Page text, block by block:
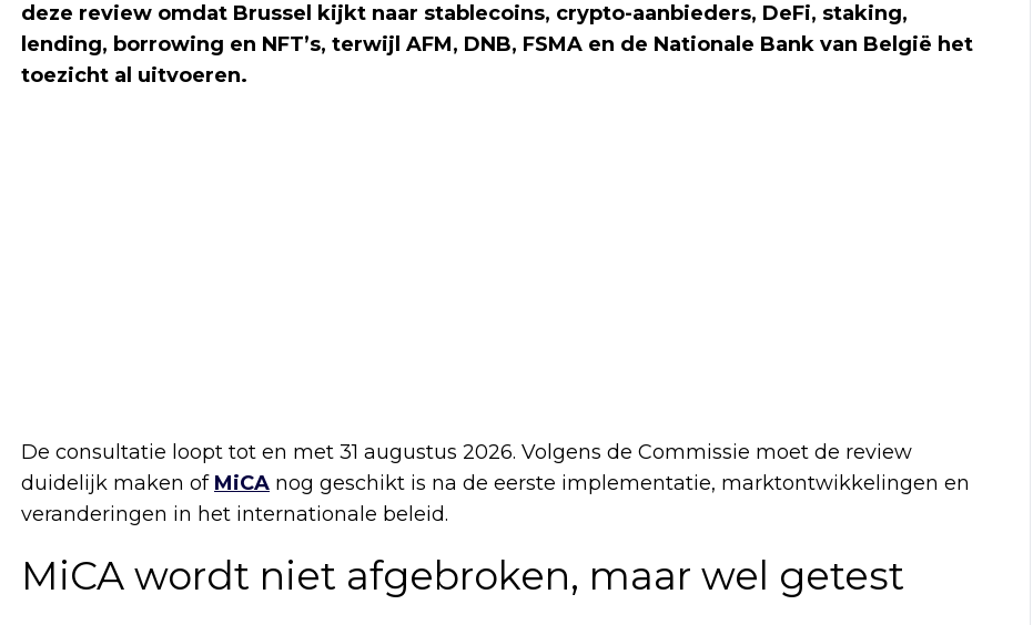
deze review omdat Brussel kijkt naar stablecoins, crypto-aanbieders, DeFi, staking,
lending, borrowing en NFT’s, terwijl AFM, DNB, FSMA en de Nationale Bank van België het
toezicht al uitvoeren.
De consultatie loopt tot en met 31 augustus 2026. Volgens de Commissie moet de review
duidelijk maken of MiCA nog geschikt is na de eerste implementatie, marktontwikkelingen en
veranderingen in het internationale beleid.
MiCA wordt niet afgebroken, maar wel getest